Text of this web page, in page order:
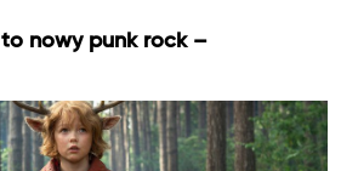
nowy punk rock –